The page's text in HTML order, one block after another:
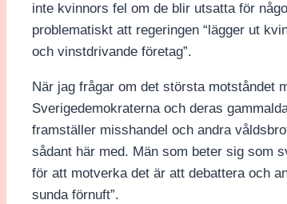
inte kvinnors fel om de blir utsatta för
problematiskt att regeringen “lägger ut
och vinstdrivande företag”.
När jag frågar om det största motståndet
Sverigedemokraterna och deras
framställer misshandel och andra
sådant här med. Män som beter sig som
för att motverka det är att debattera och
sunda förnuft”.